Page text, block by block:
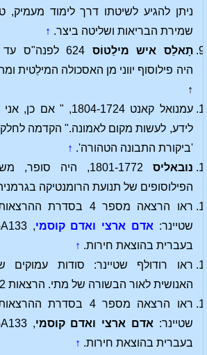
ניתן להגיע לשיטתו דרך לימוד מעמיק,
שמירת הבריאות ושליטה ביצר. ↑
תָאלֵס איש מילֵטוֹס
624 לפנה"ס
היה פילוסוף יווני מן האסכולה המילֵטית ו
↑
עמנואל קאנט 1804-1724,
לידע, לעשות מקום לאמונה." הקדמה לחלק
'ביקורת התבונה הטהורה'. ↑
נובאליס
1801-1772, היה
הפילוסופים של תנועת הרומנטיקה
ראו הרצאה מספר 4
שטיינר: אדם ארצי ואדם קוסמי
בעברית בהוצאת חירות. ↑
ראו רודולף שטיינר: סודות עמוקים
האנושית לאור הבשורה של מתי. הרצאות 2 ו-3.
ראו הרצאה מספר 4
שטיינר: אדם ארצי ואדם קוסמי
בעברית בהוצאת חירות. ↑